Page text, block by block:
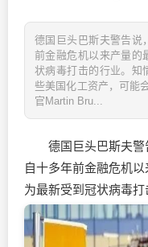
德国巨头巴斯夫警告说
前金融危机以来产量的
状病毒打击的行业。知
些美国化工资产，可能
官Martin Bru...
德国巨头巴斯夫警
自十多年前金融危机
为最新受到冠状病毒打